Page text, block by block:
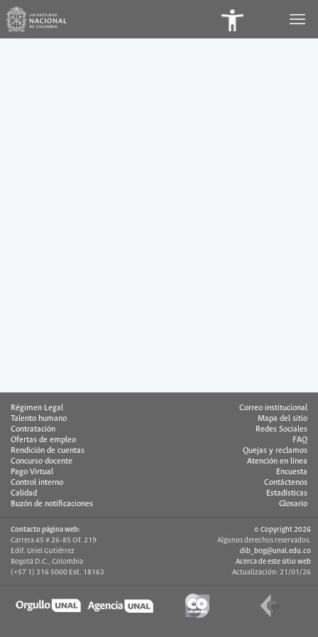
Régimen Legal
Talento humano
Contratación
Ofertas de empleo
Rendición de cuentas
Concurso docente
Pago Virtual
Control interno
Calidad
Buzón de notificaciones
Correo institucional
Mapa del sitio
Redes Sociales
FAQ
Quejas y reclamos
Atención en línea
Encuesta
Contáctenos
Estadísticas
Glosario
Contacto página web:
Carrera 45 # 26-85 Of. 219
Edif. Uriel Gutiérrez
Bogotá D.C., Colombia
(+57 1) 316 5000 Ext. 18163
© Copyright 2026
Algunos derechos reservados.
dib_bog@unal.edu.co
Acerca de este sitio web
Actualización: 21/01/26